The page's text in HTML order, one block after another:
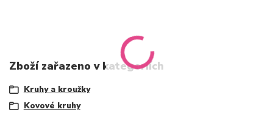
Zboží zařazeno v kategoriích
Kruhy a kroužky
Kovové kruhy